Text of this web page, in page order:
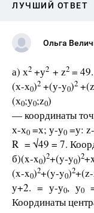
ЛУЧШИЙ ОТВЕТ
Ольга
а) х2 +у2 + z2 = 49.
(х-х0)2 +(у-y0)2
(х0;у0;z0)
— координаты
х-х0 =х; у-у0 =у:
R = √49 = 7.
б)(x-x0)2+(y-y0)2
(x-x0)2+(y-y0)2
у+2. = у-у0, у0
Координаты